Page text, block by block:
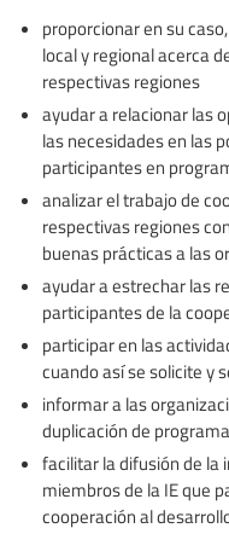
proporcionar en su
local y regional acerca
respectivas regiones
ayudar a relacionar las
las necesidades en las
participantes en
analizar el trabajo de
respectivas regiones
buenas prácticas a las
ayudar a estrechar las
participantes de la
participar en las
cuando así se solicite y
informar a las
duplicación de
facilitar la difusión de la
miembros de la IE que
cooperación al